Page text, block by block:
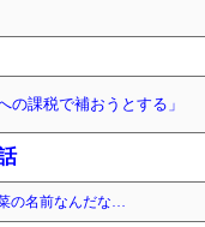
課税で補おうとする」
の名前なんだな…